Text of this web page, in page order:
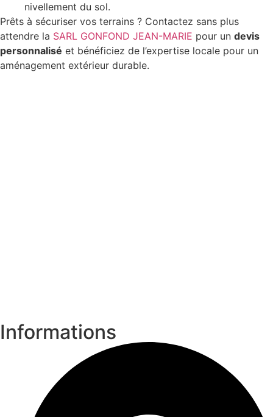
nivellement du sol.
Prêts à sécuriser vos terrains ? Contactez sans plus
attendre la SARL GONFOND JEAN-MARIE pour un devis
personnalisé et bénéficiez de l’expertise locale pour un
aménagement extérieur durable.
Informations